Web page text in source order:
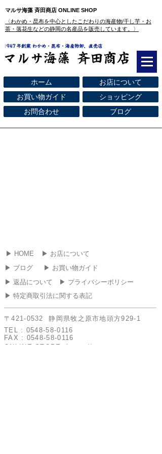
マルサ海藻 斉田商店 ONLINE SHOP
​〈わかめ・昆布を中心としたこだわりの海産物/干し芋・お
茶・落花生などの静岡の名産品を販売しています。〉
ホーム
お店について
お買い物ガイド
ショッピング
お問合わせ
ブログ
▶︎ HOME
▶︎ お店について
▶︎ ブログ
▶︎ お買い物ガイド
▶︎ 返品について
▶︎ プライバシーポリシー
▶︎ 特定商取引法に関する表記
〒421-0532 静岡県牧之原市地頭方929-1
TEL : 0548-58-0116
FAX : 0548-58-0116
ONLINE STORE https://www.marusa-